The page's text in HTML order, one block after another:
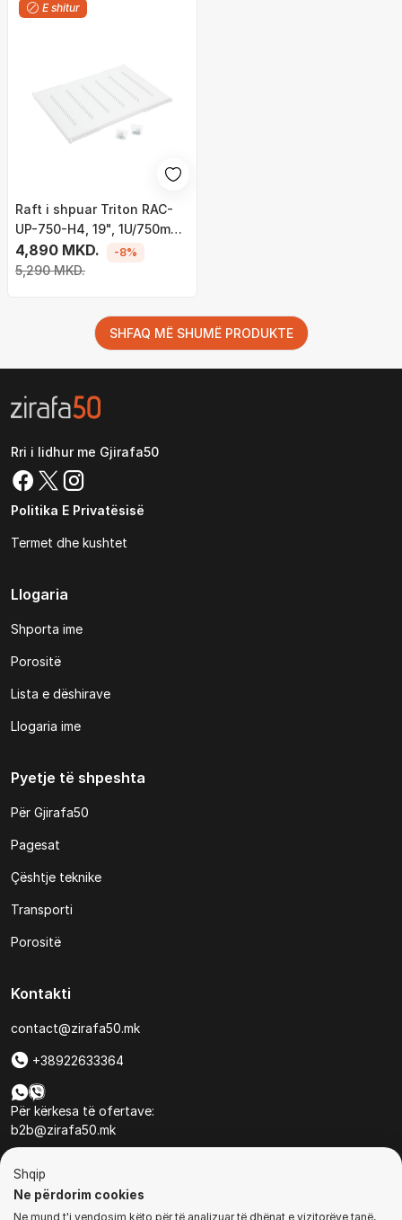
E shitur
Raft i shpuar Triton RAC-
UP-750-H4, 19", 1U/750mm,
kapaciteti i ngarkesës 150
kg, gri
4,890 MKD.
5,290 MKD.
-8%
SHFAQ MË SHUMË PRODUKTE
Rri i lidhur me Gjirafa50
Politika E Privatësisë
Termet dhe kushtet
Llogaria
Shporta ime
Porositë
Lista e dëshirave
Llogaria ime
Pyetje të shpeshta
Për Gjirafa50
Pagesat
Çështje teknike
Transporti
Porositë
Kontakti
contact@zirafa50.mk
+38922633364
Për kërkesa të ofertave:
b2b@zirafa50.mk
Shqip
Ne përdorim cookies
Ne mund t'i vendosim këto për të analizuar të dhënat e vizitorëve tanë,